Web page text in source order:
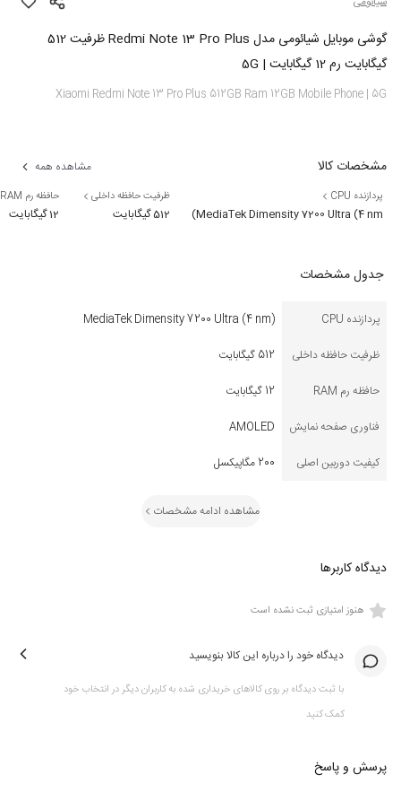
گوشی موبایل شیائومی مدل Redmi Note 13 Pro Plus ظرفیت 512
گیگابایت رم 12 گیگابایت | 5G
Xiaomi Redmi Note 13 Pro Plus 512GB Ram 12GB Mobile Phone | 5G
مشخصات کالا مشاهده همه
پردازنده CPU
MediaTek Dimensity 7200 Ultra (4 nm)
ظرفیت حافظه داخلی
512 گیگابایت
حافظه رم RAM
12 گیگابایت
جدول مشخصات
پردازنده CPU
MediaTek Dimensity 7200 Ultra (4 nm)
ظرفیت حافظه داخلی
512 گیگابایت
حافظه رم RAM
12 گیگابایت
فناوری صفحه نمایش
AMOLED
کیفیت دوربین اصلی
200 مگاپیکسل
مشاهده ادامه مشخصات
دیدگاه کاربرها
هنوز امتیازی ثبت نشده است
دیدگاه خود را درباره این کالا بنویسید
با ثبت دیدگاه بر روی کالاهای خریداری شده به کاربران دیگر در انتخاب خود
کمک کنید
پرسش و پاسخ